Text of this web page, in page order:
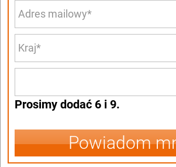
Prosimy dodać 6 i 9.
Powiadom